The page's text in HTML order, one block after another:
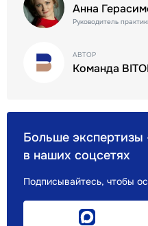
Больше экспертизы
в наших соцсетях
Подписывайтесь, чтобы
Анна
Руководитель
АВТОР
Команда